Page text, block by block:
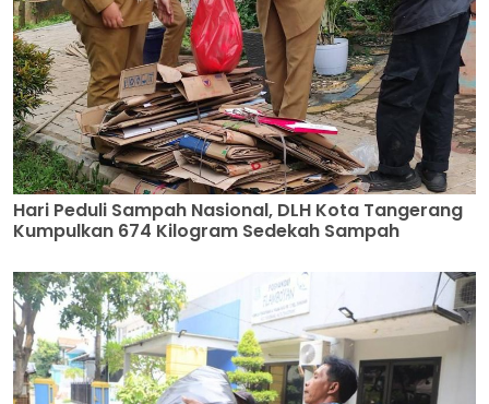
Hari Peduli Sampah Nasional, DLH Kota Tangerang
Kumpulkan 674 Kilogram Sedekah Sampah